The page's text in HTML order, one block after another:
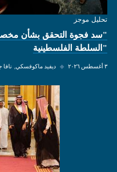
تحليل موجز
"سد فجوة التحقق بشأن
"السلطة الفلسطينية
٣ أغسطس ٢٠٢٦ ◆ ديفيد ماكوفسكي نافا